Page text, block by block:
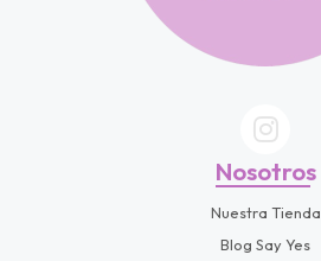
Nosotros
Nuestra Tienda
Blog Say Yes